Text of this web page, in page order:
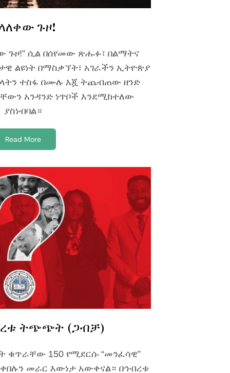
ጉዞ!
ጉዞ!” ሲል በሰየመው ጽሑፉ፣ በልማትና
ልዩነት በማስቃኘት፣ አገራችን ኢትዮጵያ
ተስፋ በሙሉ እጇ ትጨብጠው ዘንድ
አንዳንድ ነጥቦች እንደሚከተለው
ያስነብባል።
Read More
ትጭጭት (ጋብቻ)
ቁጥራቸው 150 የሚደርሱ “መንፈሳዊ”
መራር እውነታ አውቀናል። በኅብረቱ